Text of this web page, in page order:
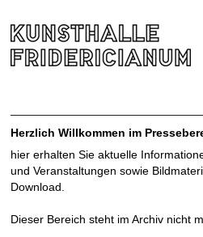
Herzlich Willkommen im
hier erhalten Sie aktuelle
und Veranstaltungen sowie
Download.
Dieser Bereich steht im Archiv nicht